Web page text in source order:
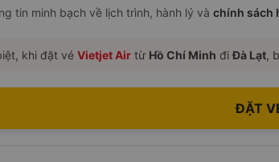
tin minh bạch về lịch trình, hành lý và chính sách
khi đặt vé Vietjet Air từ Hồ Chí Minh điĐà Lạt,
ĐẶT